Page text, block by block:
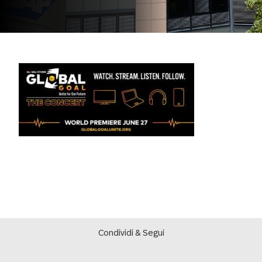
Condividi & Segui